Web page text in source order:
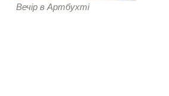
Вечір в Артбухті